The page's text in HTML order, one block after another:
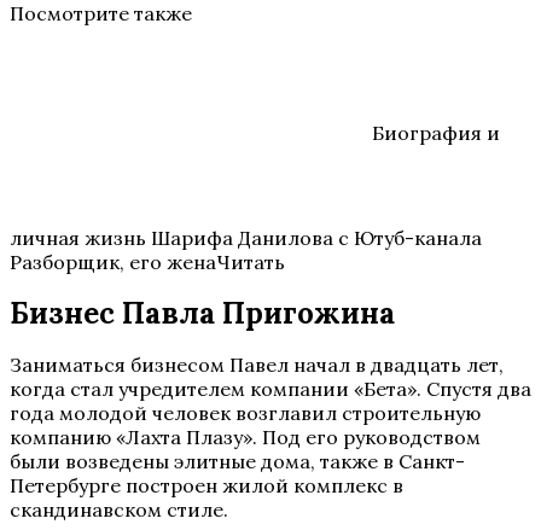
Посмотрите также
Биография и
личная жизнь Шарифа Данилова с Ютуб-канала
Разборщик, его женаЧитать
Бизнес Павла Пригожина
Заниматься бизнесом Павел начал в двадцать лет,
когда стал учредителем компании «Бета». Спустя два
года молодой человек возглавил строительную
компанию «Лахта Плазу». Под его руководством
были возведены элитные дома, также в Санкт-
Петербурге построен жилой комплекс в
скандинавском стиле.